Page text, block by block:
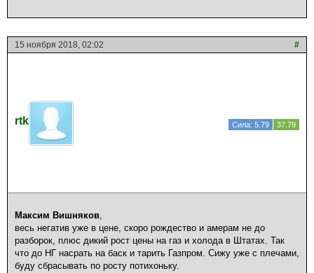
15 ноября 2018, 02:02 #
rtk Сила: 5.79 37.79
Максим Вишняков,
весь негатив уже в цене, скоро рождество и амерам не до
разборок, плюс дикий рост цены на газ и холода в Штатах. Так
что до НГ насрать на баск и тарить Газпром. Сижу уже с плечами,
буду сбрасывать по росту потихоньку.